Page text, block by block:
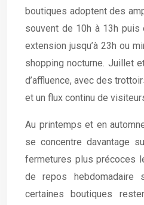
boutiques adoptent des
souvent de 10h à 13h puis
extension jusqu’à 23h ou
shopping nocturne. Juillet
d’affluence, avec des
et un flux continu de
Au printemps et en
se concentre davantage
fermetures plus précoces
de repos hebdomadaire
certaines boutiques